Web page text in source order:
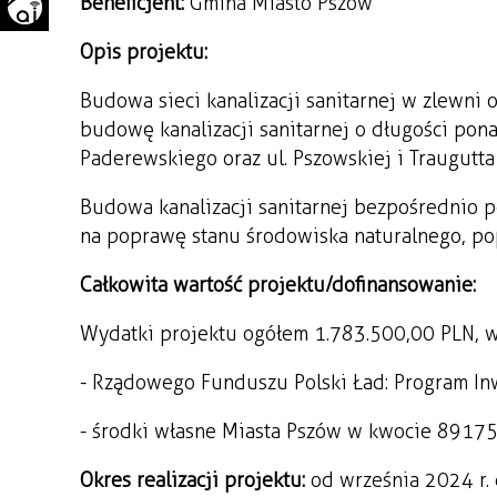
GAZETA SAMORZĄDOWA
"PSZOW.PL"
Opis projektu:
Budowa sieci kanalizacji sanitarnej w zlewni
budowę kanalizacji sanitarnej o długości
Paderewskiego oraz ul. Pszowskiej i
Budowa kanalizacji sanitarnej bezpośrednio
na poprawę stanu środowiska naturalnego,
Całkowita wartość projektu/dofinansowanie:
Wydatki projektu ogółem 1.783.500,00 PLN,
- Rządowego Funduszu Polski Ład: Program
- środki własne Miasta Pszów w kwocie 89
Okres realizacji projektu: od września 2024 r.